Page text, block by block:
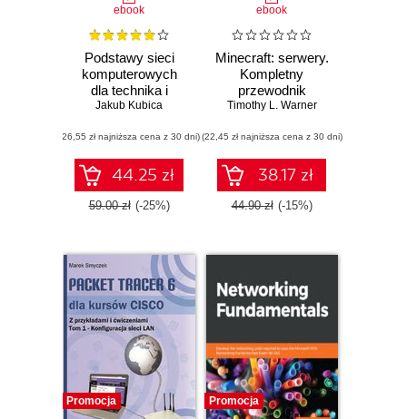
ebook
Podstawy sieci
komputerowych
dla technika i
studenta-cz1
Jakub Kubica
(26,55 zł najniższa cena z 30 dni)
44.25 zł
59.00 zł (-25%)
ebook
Minecraft: serwery.
Kompletny
przewodnik
Timothy L. Warner
(22,45 zł najniższa cena z 30 dni)
38.17 zł
44.90 zł (-15%)
Promocja Promocja